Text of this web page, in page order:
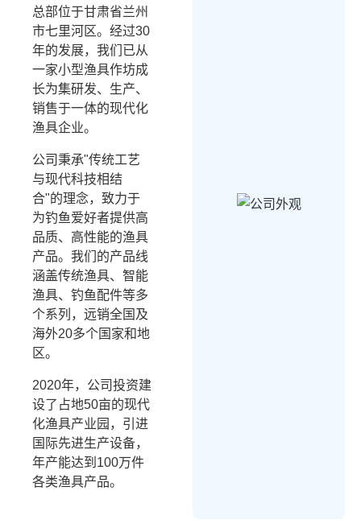
总部位于甘肃省兰州
市七里河区。经过30
年的发展，我们已从
一家小型渔具作坊成
长为集研发、生产、
销售于一体的现代化
渔具企业。
公司秉承"传统工艺
与现代科技相结
合"的理念，致力于
为钓鱼爱好者提供高
品质、高性能的渔具
产品。我们的产品线
涵盖传统渔具、智能
渔具、钓鱼配件等多
个系列，远销全国及
海外20多个国家和地
区。
2020年，公司投资建
设了占地50亩的现代
化渔具产业园，引进
国际先进生产设备，
年产能达到100万件
各类渔具产品。